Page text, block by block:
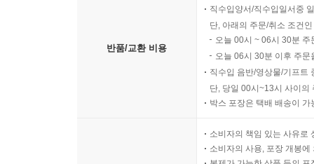
반품/교환 비용
직수입양서/직수입일서중
단, 아래의 주문/취소 조건
오늘 00시 ~ 06시 30분
오늘 06시 30분 이후 주
직수입 음반/영상물/기프트
단, 당일 00시~13시 사이의
박스 포장은 택배 배송이
소비자의 책임 있는 사유로
소비자의 사용, 포장 개봉